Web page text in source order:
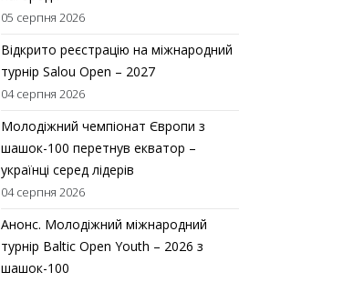
05 серпня 2026
Відкрито реєстрацію на міжнародний
турнір Salou Open – 2027
04 серпня 2026
Молодіжний чемпіонат Європи з
шашок-100 перетнув екватор –
українці серед лідерів
04 серпня 2026
Анонс. Молодіжний міжнародний
турнір Baltic Open Youth – 2026 з
шашок-100